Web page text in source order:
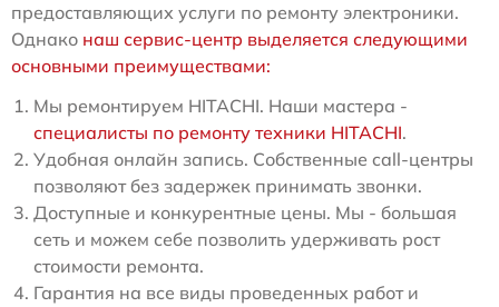
предоставляющих услуги по ремонту электроники.
Однако наш сервис-центр выделяется следующими
основными преимуществами:
Мы ремонтируем HITACHI. Наши мастера -
специалисты по ремонту техники HITACHI.
Удобная онлайн запись. Собственные call-центры
позволяют без задержек принимать звонки.
Доступные и конкурентные цены. Мы - большая
сеть и можем себе позволить удерживать рост
стоимости ремонта.
Гарантия на все виды проведенных работ и